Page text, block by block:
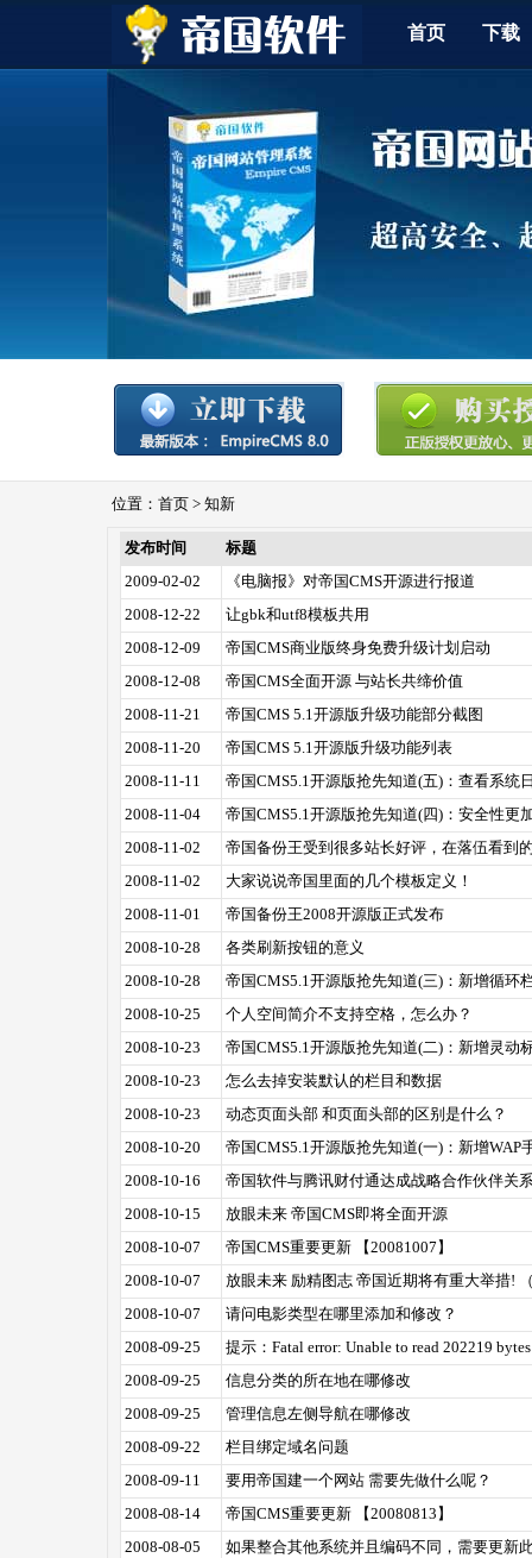
首页 下载
位置： 首页 > 知新
发布时间
标题
2009-02-02
《电脑报》对帝国CMS开源进行报道
2008-12-22
让gbk和utf8模板共用
2008-12-09
帝国CMS商业版终身免费升级计划启动
2008-12-08
帝国CMS全面开源 与站长共缔价值
2008-11-21
帝国CMS 5.1开源版升级功能部分截图
2008-11-20
帝国CMS 5.1开源版升级功能列表
2008-11-11
帝国CMS5.1开源版抢先知道(五)：查看系统
2008-11-04
帝国CMS5.1开源版抢先知道(四)：安全性更
2008-11-02
帝国备份王受到很多站长好评，在落伍看到
2008-11-02
大家说说帝国里面的几个模板定义！
2008-11-01
帝国备份王2008开源版正式发布
2008-10-28
各类刷新按钮的意义
2008-10-28
帝国CMS5.1开源版抢先知道(三)：新增循环
2008-10-25
个人空间简介不支持空格，怎么办？
2008-10-23
帝国CMS5.1开源版抢先知道(二)：新增灵动
2008-10-23
怎么去掉安装默认的栏目和数据
2008-10-23
动态页面头部 和页面头部的区别是什么？
2008-10-20
帝国CMS5.1开源版抢先知道(一)：新增WAP
2008-10-16
帝国软件与腾讯财付通达成战略合作伙伴关
2008-10-15
放眼未来 帝国CMS即将全面开源
2008-10-07
帝国CMS重要更新 【20081007】
2008-10-07
放眼未来 励精图志 帝国近期将有重大举措!
2008-10-07
请问电影类型在哪里添加和修改？
2008-09-25
提示：Fatal error: Unable to read 202219 bytes
2008-09-25
信息分类的所在地在哪修改
2008-09-25
管理信息左侧导航在哪修改
2008-09-22
栏目绑定域名问题
2008-09-11
要用帝国建一个网站 需要先做什么呢？
2008-08-14
帝国CMS重要更新 【20080813】
2008-08-05
如果整合其他系统并且编码不同，需要更新